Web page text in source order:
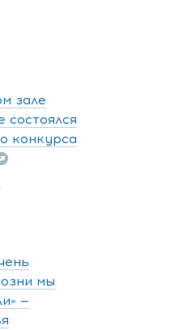
зале
состоялся
конкурса
мы
—